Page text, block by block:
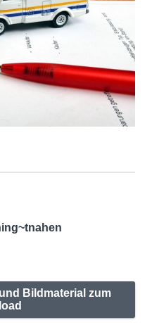
Bildmaterial zum